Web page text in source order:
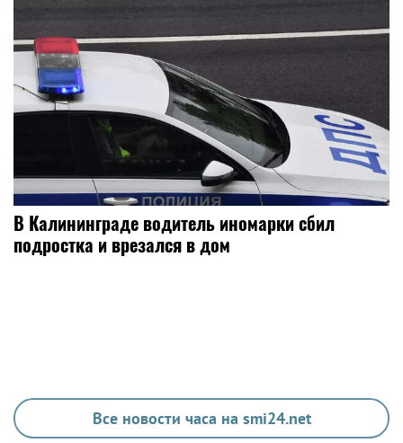
В Калининграде водитель иномарки сбил
подростка и врезался в дом
Все новости часа на smi24.net